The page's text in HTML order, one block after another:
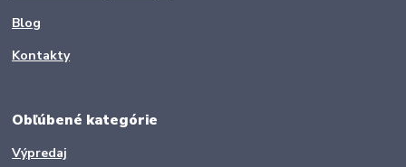
Blog
Kontakty
Obľúbené kategórie
Výpredaj